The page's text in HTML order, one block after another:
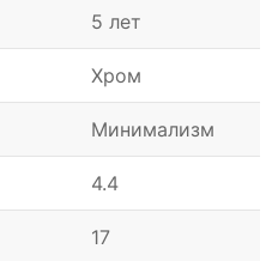
5 лет
Хром
Минимализм
4.4
17